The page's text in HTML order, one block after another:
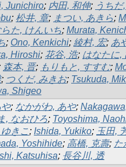
Junichiro; 内田, 和伸; うち
; 松井, 章; まつい, あきら;
た, けんいち; Murata,
; Ono, Kenkichi; 綾村, 宏; あ
Hiroshi; 花谷, 浩; はなたに,
森本, 晋; もりもと, すすむ;
; つくだ, みきお; Tsukuda,
Shigeo
; なかがわ, あや;
, なおひろ; Toyoshima,
きこ; Ishida, Yukiko; 玉田,
Yoshihide; 高橋, 克壽;
Katsuhisa; 長谷川, 透